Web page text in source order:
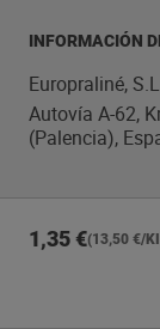
INFORMACIÓN
Europraliné,
Autovía A-62,
(Palencia),
1,35 €(13,50 €/